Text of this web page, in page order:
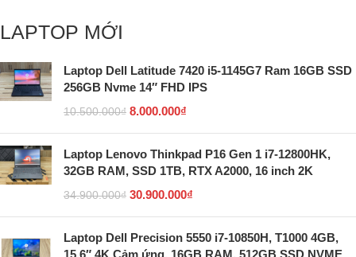
LAPTOP MỚI
Laptop Dell Latitude 7420 i5-1145G7 Ram 16GB SSD
256GB Nvme 14″ FHD IPS
10.500.000₫ 8.000.000₫
Laptop Lenovo Thinkpad P16 Gen 1 i7-12800HK,
32GB RAM, SSD 1TB, RTX A2000, 16 inch 2K
34.900.000₫ 30.900.000₫
Laptop Dell Precision 5550 i7-10850H, T1000 4GB,
15.6″ 4K Cảm ứng, 16GB RAM, 512GB SSD NVME